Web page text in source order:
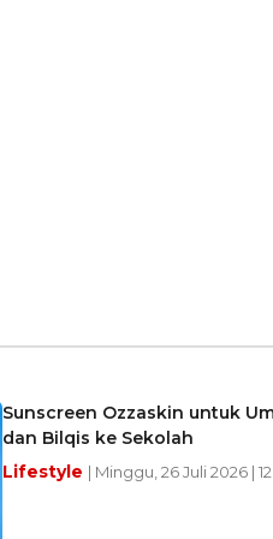
Sunscreen Ozzaskin untuk
dan Bilqis ke Sekolah
Lifestyle | Minggu, 26 Juli 2026 |